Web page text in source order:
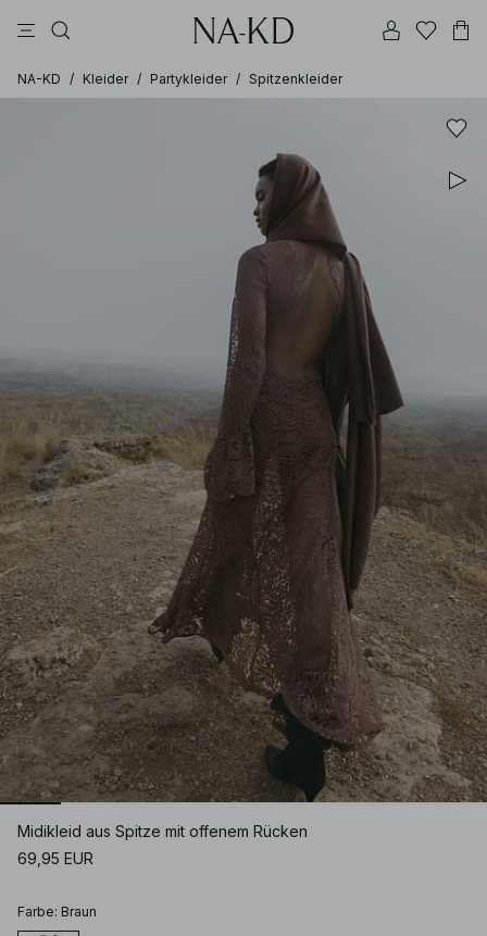
NA-KD / Kleider / Partykleider / Spitzenkleider
Midikleid aus Spitze mit offenem Rücken
69,95 EUR
Farbe: Braun